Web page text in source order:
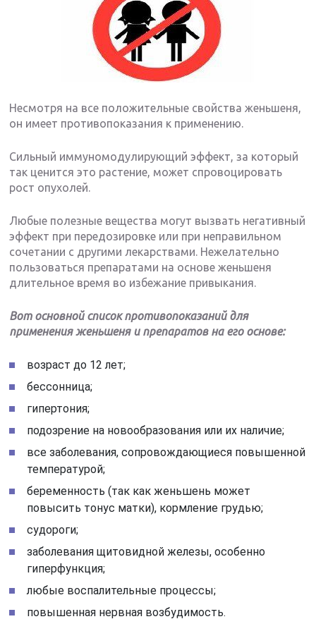
Несмотря на все положительные свойства женьшеня,
он имеет противопоказания к применению.
Сильный иммуномодулирующий эффект, за который
так ценится это растение, может спровоцировать
рост опухолей.
Любые полезные вещества могут вызвать негативный
эффект при передозировке или при неправильном
сочетании с другими лекарствами. Нежелательно
пользоваться препаратами на основе женьшеня
длительное время во избежание привыкания.
Вот основной список противопоказаний для
применения женьшеня и препаратов на его основе:
возраст до 12 лет;
бессонница;
гипертония;
подозрение на новообразования или их наличие;
все заболевания, сопровождающиеся повышенной
температурой;
беременность (так как женьшень может
повысить тонус матки), кормление грудью;
судороги;
заболевания щитовидной железы, особенно
гиперфункция;
любые воспалительные процессы;
повышенная нервная возбудимость.